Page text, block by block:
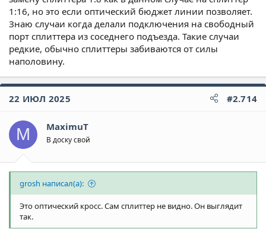
1:16, но это если оптический бюджет линии позволяет.
Знаю случаи когда делали подключения на свободный
порт сплиттера из соседнего подъезда. Такие случаи
редкие, обычно сплиттеры забиваются от силы
наполовину.
22 ИЮЛ 2025 #2.714
M MaximuT
В доску свой
grosh написал(а):
Это оптический кросс. Сам сплиттер не видно. Он выглядит
так.